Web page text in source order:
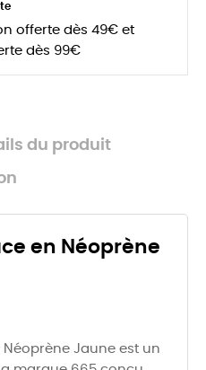
offerte dès 49€ et
dès 99€
du produit
en Néoprène
Néoprène Jaune est un